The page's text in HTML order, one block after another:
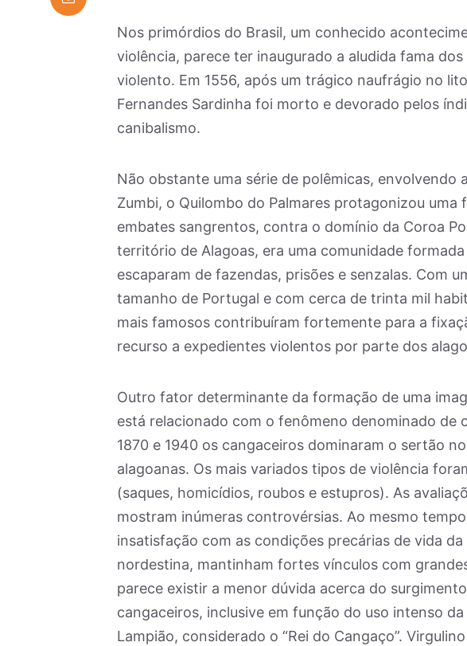
Nos primórdios do Brasil, um conhecido
violência, parece ter inaugurado a aludida fama
violento. Em 1556, após um trágico naufrágio no
Fernandes Sardinha foi morto e devorado pelos
canibalismo.
Não obstante uma série de polêmicas, envolvendo
Zumbi, o Quilombo do Palmares protagonizou
embates sangrentos, contra o domínio da Coroa
território de Alagoas, era uma comunidade
escaparam de fazendas, prisões e senzalas. Com
tamanho de Portugal e com cerca de trinta mil
mais famosos contribuíram fortemente para a
recurso a expedientes violentos por parte dos
Outro fator determinante da formação de uma
está relacionado com o fenômeno denominado de
1870 e 1940 os cangaceiros dominaram o sertão
alagoanas. Os mais variados tipos de violência
(saques, homicídios, roubos e estupros). As
mostram inúmeras controvérsias. Ao mesmo
insatisfação com as condições precárias de vida
nordestina, mantinham fortes vínculos com
parece existir a menor dúvida acerca do
cangaceiros, inclusive em função do uso intenso
Lampião, considerado o “Rei do Cangaço”.